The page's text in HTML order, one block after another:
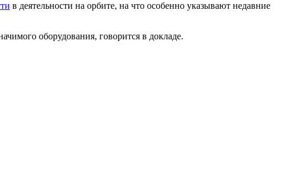
в деятельности на орбите, на что особенно указывают недавние
оборудования, говорится в докладе.